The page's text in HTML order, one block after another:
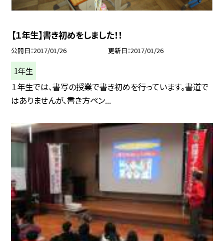
【１年生】書き初めをしました！！
公開日 2017/01/26 更新日 2017/01/26
1年生
１年生では、書写の授業で書き初めを行っています。書道で
はありませんが、書き方ペン...